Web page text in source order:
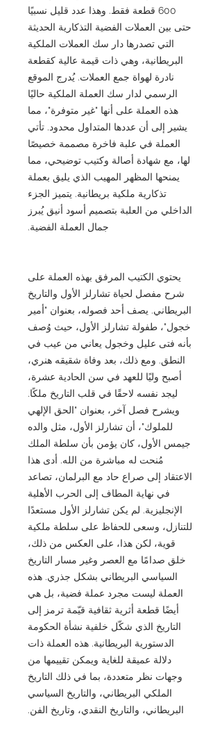
600 قطعة فقط. وهذا عدد قليل نسبيًا
حتى بين العملات الفضية التذكارية الحديثة
التي تصدرها دار سك العملات الملكية
البريطانية، وهي ذات قيمة عالية كقطعة
نادرة لهواة جمع العملات. يُدرج الموقع
الرسمي لدار سك العملة الملكية حاليًا
هذه العملة على أنها "غير متوفرة"، مما
يشير إلى أن عددها المتداول محدود. تأتي
العملة في علبة فاخرة مصممة خصيصًا
لها، مع شهادة أصالة وكتيب توضيحي، مما
يمنحها المظهر المهيب الذي يليق بعملة
تذكارية ملكية بريطانية. يتميز الجزء
الداخلي من العلبة بتصميم أسود أنيق يُبرز
جمال العملة الفضية.
يحتوي الكتيب المرفق بهذه العملة على
شرح مفصل لحياة تشارلز الأول والتاريخ
البريطاني. يصف أحد فصوله، بعنوان "أمير
خجول"، طفولة تشارلز الأول، حيث وُصف
بأنه فتى عليل وخجول يعاني من عيب في
النطق. ومع ذلك، بعد وفاة شقيقه هنري،
أصبح وليًا للعهد في سن الحادية عشرة،
ليجد نفسه لاحقًا في قلب التاريخ ملكًا.
ويشرح فصل آخر، بعنوان "الحق الإلهي
للملوك"، أن تشارلز الأول، مثل والده
جيمس الأول، كان يؤمن بأن سلطة الملك
مُنحت له مباشرة من الله. أدى هذا
الاعتقاد إلى صراع حاد مع البرلمان، تصاعد
في نهاية المطاف إلى الحرب الأهلية
الإنجليزية. لم يكن تشارلز الأول مستعدًا
للتنازل، وسعى للحفاظ على سلطة ملكية
قوية، لكن هذا، على العكس من ذلك،
خلق صدامًا مع العصر وغير مسار التاريخ
السياسي البريطاني بشكل جذري. هذه
العملة ليست مجرد عملة فضية، بل هي
أيضًا قطعة أثرية ثقافية قيّمة ترمز إلى
التاريخ الذي شكّل خلفية نشأة الحكومة
الدستورية البريطانية. هذه العملة ذات
دلالة عميقة للغاية ويمكن تقييمها من
وجهات نظر متعددة، بما في ذلك التاريخ
الملكي البريطاني، والتاريخ السياسي
البريطاني، والتاريخ النقدي، وتاريخ الفن.